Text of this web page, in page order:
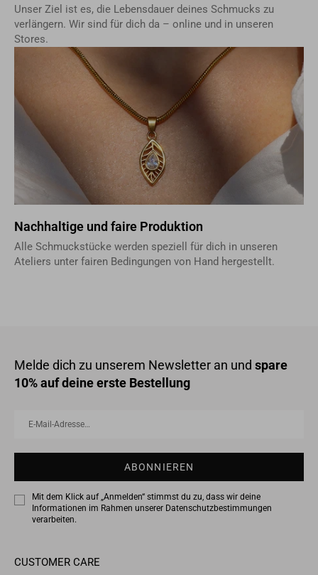
Unser Ziel ist es, die Lebensdauer deines Schmucks zu
verlängern. Wir sind für dich da – online und in unseren
Stores.
Nachhaltige und faire Produktion
Alle Schmuckstücke werden speziell für dich in unseren
Ateliers unter fairen Bedingungen von Hand hergestellt.
Melde dich zu unserem Newsletter an und spare
10% auf deine erste Bestellung
ABONNIEREN
Mit dem Klick auf „Anmelden“ stimmst du zu, dass wir deine
Informationen im Rahmen unserer Datenschutzbestimmungen
verarbeiten.
CUSTOMER CARE